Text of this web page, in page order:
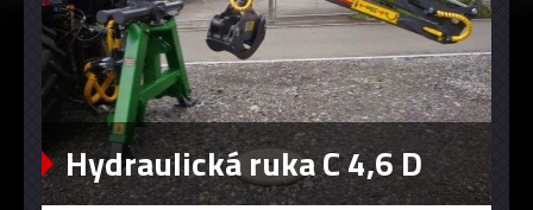
Hydraulická ruka C 4,6 D